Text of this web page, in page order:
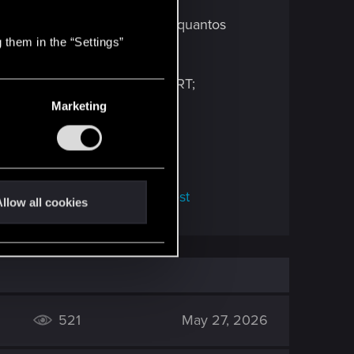
in the “Settings”
Marketing
all cookies
você pode participar de quantos
de abril de 2024, às 8h BRT;
thewitcher.ly/REDkitContest
521 May 27, 2026